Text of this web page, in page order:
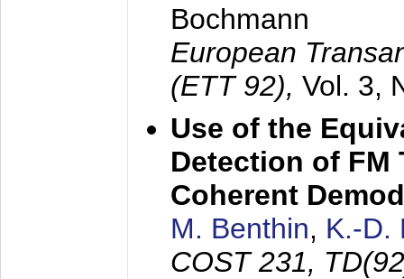
Bochmann
European
(ETT 92), Vol. 3,
Use of the
Detection of FM
Coherent
M. Benthin, K.-D.
COST 231,